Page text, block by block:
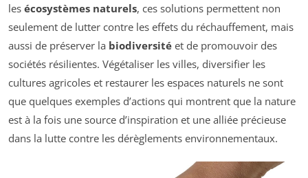
les écosystèmes naturels, ces solutions permettent non
seulement de lutter contre les effets du réchauffement, mais
aussi de préserver la biodiversité et de promouvoir des
sociétés résilientes. Végétaliser les villes, diversifier les
cultures agricoles et restaurer les espaces naturels ne sont
que quelques exemples d’actions qui montrent que la nature
est à la fois une source d’inspiration et une alliée précieuse
dans la lutte contre les dérèglements environnementaux.